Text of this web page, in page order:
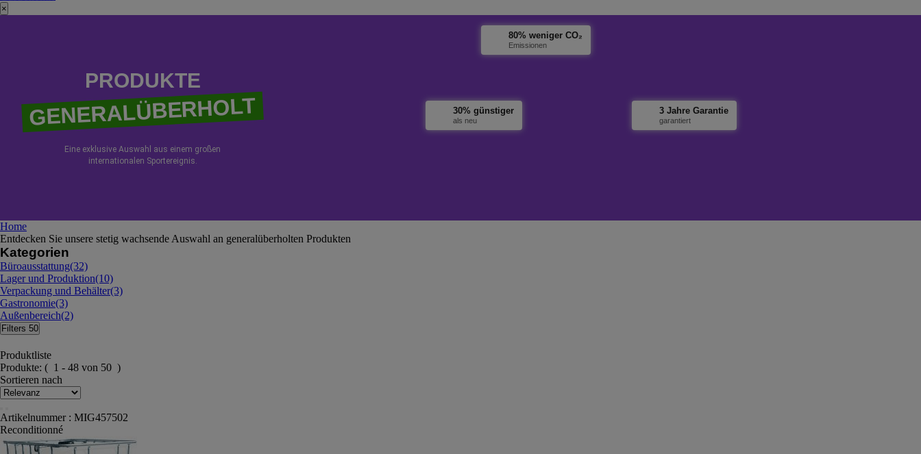
×
PRODUKTE
GENERALÜBERHOLT
Eine exklusive Auswahl aus einem großen
internationalen Sportereignis.
30% günstiger
als neu
80% weniger CO₂
Emissionen
3 Jahre Garantie
garantiert
Home
Entdecken Sie unsere stetig wachsende Auswahl an generalüberholten Produkten
Kategorien
Büroausstattung(32)
Lager und Produktion(10)
Verpackung und Behälter(3)
Gastronomie(3)
Außenbereich(2)
Filters 50
Produktliste
Produkte: ( 1 - 48 von 50 )
Sortieren nach
Artikelnummer : MIG457502
Reconditionné